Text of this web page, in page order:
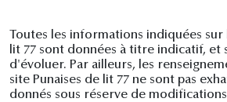
Toutes les informations indiquées sur
lit 77 sont données à titre indicatif, et
d'évoluer. Par ailleurs, les
site Punaises de lit 77 ne sont pas
donnés sous réserve de